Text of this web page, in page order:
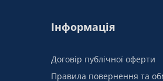
Інформація
Договір публічної оферти
Правила повернення та